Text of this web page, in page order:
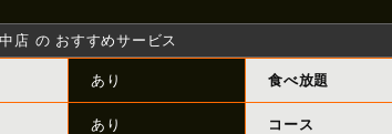
店 の おすすめサービス
あり 食べ放題
あり コース